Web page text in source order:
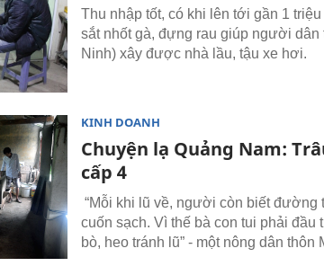
Thu nhập tốt, có khi lên tới gần 1
sắt nhốt gà, đựng rau giúp người
Ninh) xây được nhà lầu, tậu xe hơi.
KINH DOANH
Chuyện lạ Quảng Nam:
cấp 4
“Mỗi khi lũ về, người còn biết đường
cuốn sạch. Vì thế bà con tui phải đầu
bò, heo tránh lũ” - một nông dân